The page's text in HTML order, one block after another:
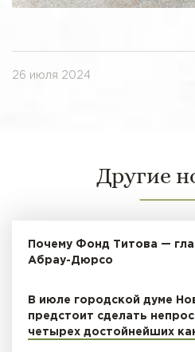
26 июля 2024
Другие
Почему Фонд Титова —
Абрау-Дюрсо
В июле городской думе
предстоит сделать
четырех достойнейших